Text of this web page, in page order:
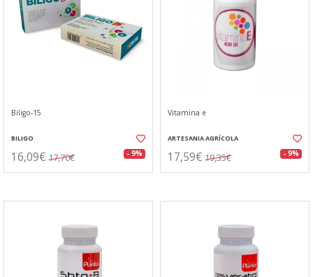
Biligo-15
BILIGO
16,09€ 17,70€ - 9%
Vitamina e
ARTESANIA AGRÍCOLA
17,59€ 19,35€ - 9%